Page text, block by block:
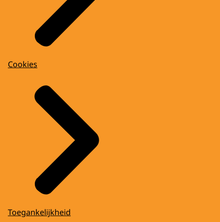
Cookies
Toegankelijkheid